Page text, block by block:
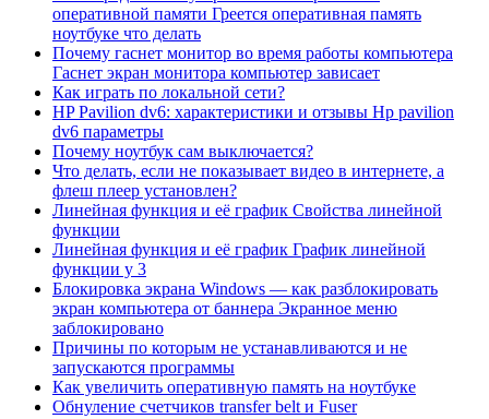
оперативной памяти Греется оперативная память
ноутбуке что делать
Почему гаснет монитор во время работы компьютера
Гаснет экран монитора компьютер зависает
Как играть по локальной сети?
HP Pavilion dv6: характеристики и отзывы Hp pavilion
dv6 параметры
Почему ноутбук сам выключается?
Что делать, если не показывает видео в интернете, а
флеш плеер установлен?
Линейная функция и её график Свойства линейной
функции
Линейная функция и её график График линейной
функции y 3
Блокировка экрана Windows — как разблокировать
экран компьютера от баннера Экранное меню
заблокировано
Причины по которым не устанавливаются и не
запускаются программы
Как увеличить оперативную память на ноутбуке
Обнуление счетчиков transfer belt и Fuser